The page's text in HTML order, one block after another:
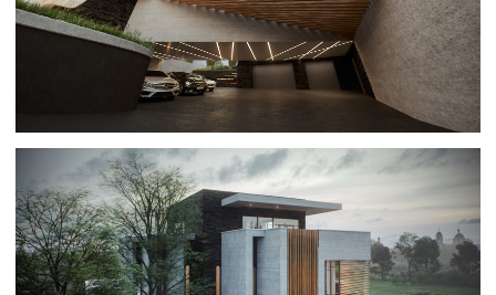
Оставляя заявку, вы соглашаетесь на обработку персональных
данных в соответствии с политикой конфиденциальности
Следующие проекты